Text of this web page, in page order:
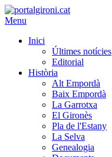
Menu
Inici
Últimes notícies
Editorial
Història
Alt Empordà
Baix Empordà
La Garrotxa
El Gironès
Pla de l'Estany
La Selva
Genealogia